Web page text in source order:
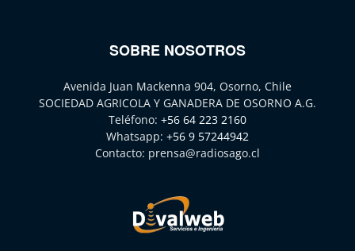
SOBRE NOSOTROS
Avenida Juan Mackenna 904, Osorno, Chile
SOCIEDAD AGRICOLA Y GANADERA DE OSORNO A.G.
Teléfono: +56 64 223 2160
Whatsapp: +56 9 57244942
Contacto: prensa@radiosago.cl